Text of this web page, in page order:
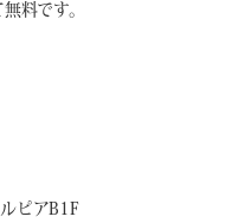
料です。
ピアB1F